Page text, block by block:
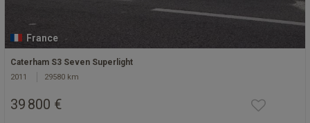
France
Caterham S3 Seven Superlight
2011 29580 km
39 800 €